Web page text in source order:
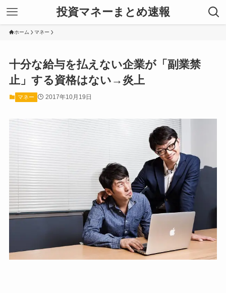
投資マネーまとめ速報
ホーム マネー
十分な給与を払えない企業が「副業禁
止」する資格はない→炎上
マネー 2017年10月19日